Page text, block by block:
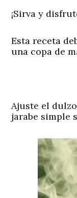
¡Sirva y
Esta receta
una copa de
Ajuste el
jarabe simple